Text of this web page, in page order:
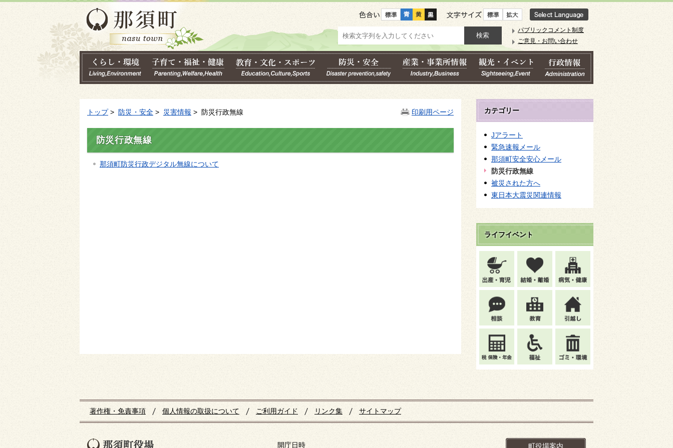
色合い 文字サイズ
パブリックコメント制度
ご意見・お問い合わせ
印刷用ページ
トップ> 防災・安全 > 災害情報 > 防災行政無線
防災行政無線
那須町防災行政デジタル無線について
カテゴリー
Jアラート
緊急速報メール
那須町安全安心メール
防災行政無線
被災された方へ
東日本大震災関連情報
ライフイベント
著作権・免責事項 個人情報の取扱について ご利用ガイド リンク集 サイトマップ
開庁日時 町役場案内